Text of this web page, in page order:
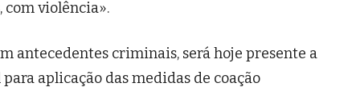
com violência».
antecedentes criminais, será hoje presente a
aplicação das medidas de coação